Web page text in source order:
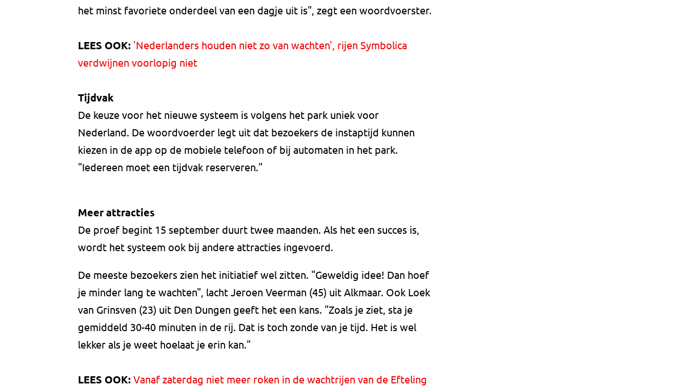
het minst favoriete onderdeel van een dagje uit is", zegt een woordvoerster.
LEES OOK: 'Nederlanders houden niet zo van wachten', rijen Symbolica
verdwijnen voorlopig niet
Tijdvak
De keuze voor het nieuwe systeem is volgens het park uniek voor
Nederland. De woordvoerder legt uit dat bezoekers de instaptijd kunnen
kiezen in de app op de mobiele telefoon of bij automaten in het park.
"Iedereen moet een tijdvak reserveren."
Meer attracties
De proef begint 15 september duurt twee maanden. Als het een succes is,
wordt het systeem ook bij andere attracties ingevoerd.
De meeste bezoekers zien het initiatief wel zitten. "Geweldig idee! Dan hoef
je minder lang te wachten", lacht Jeroen Veerman (45) uit Alkmaar. Ook Loek
van Grinsven (23) uit Den Dungen geeft het een kans. "Zoals je ziet, sta je
gemiddeld 30-40 minuten in de rij. Dat is toch zonde van je tijd. Het is wel
lekker als je weet hoelaat je erin kan."
LEES OOK: Vanaf zaterdag niet meer roken in de wachtrijen van de Efteling